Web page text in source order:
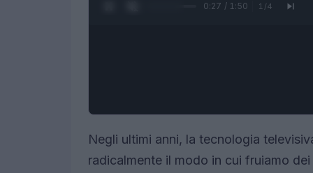
0:28 / 1:50 1 /4
Negli ultimi anni, la tecnologia
radicalmente il modo in cui fruiamo